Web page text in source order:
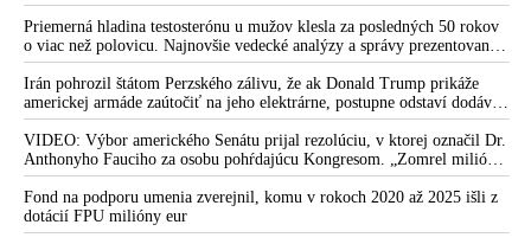
Priemerná hladina testosterónu u mužov klesla za posledných 50 rokov
o viac než polovicu. Najnovšie vedecké analýzy a správy prezentované
odborníkmi poukazujú na ohrozenie schopnosti mužov splodiť
potomstvo
Irán pohrozil štátom Perzského zálivu, že ak Donald Trump prikáže
americkej armáde zaútočiť na jeho elektrárne, postupne odstaví dodávky
elektriny spojencom USA v celom regióne
VIDEO: Výbor amerického Senátu prijal rezolúciu, v ktorej označil Dr.
Anthonyho Fauciho za osobu pohŕdajúcu Kongresom. „Zomrel milión
Američanov a myslím si, že si zaslúžia poznať pravdu,“ vyhlásil senátor
Rand Paul
Fond na podporu umenia zverejnil, komu v rokoch 2020 až 2025 išli z
dotácií FPU milióny eur